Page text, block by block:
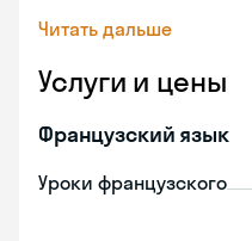
Читать дальше
Услуги и цены
Французский язык
Уроки французского